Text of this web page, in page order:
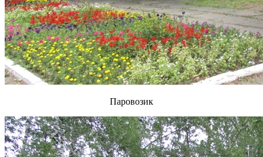
Паровозик